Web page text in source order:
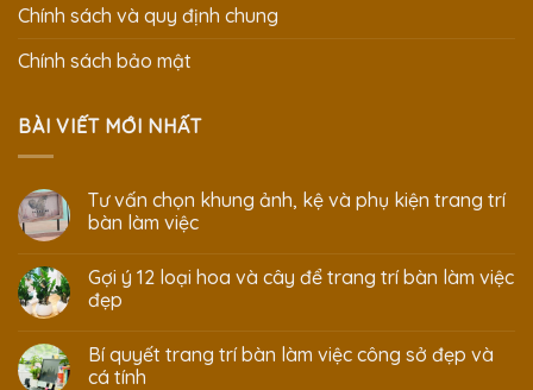
Chính sách và quy định chung
Chính sách bảo mật
BÀI VIẾT MỚI NHẤT
Tư vấn chọn khung ảnh, kệ và phụ kiện trang trí
bàn làm việc
Gợi ý 12 loại hoa và cây để trang trí bàn làm việc
đẹp
Bí quyết trang trí bàn làm việc công sở đẹp và
cá tính